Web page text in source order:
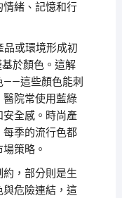
緒、記憶和行
品或環境形成初
於顏色。這解
——這些顏色能刺
院常使用藍綠
全感。時尚產
每季的流行色都
策略。
，部分則是生
危險連結，這